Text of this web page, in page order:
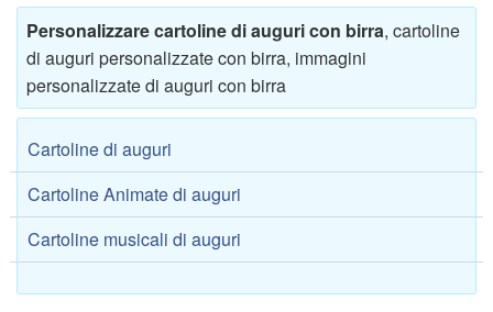
Personalizzare cartoline di auguri con birra, cartoline
di auguri personalizzate con birra, immagini
personalizzate di auguri con birra
Cartoline di auguri
Cartoline Animate di auguri
Cartoline musicali di auguri